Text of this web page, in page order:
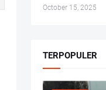
October 15, 2025
TERPOPULER